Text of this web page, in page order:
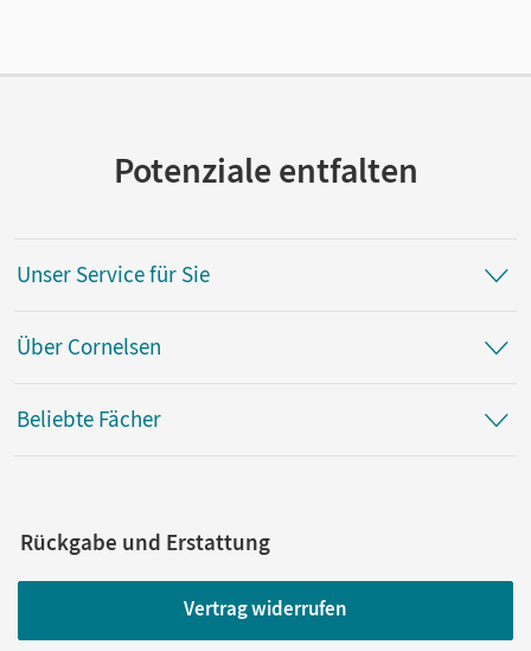
Potenziale entfalten
Unser Service für Sie
Über Cornelsen
Beliebte Fächer
Rückgabe und Erstattung
Vertrag widerrufen